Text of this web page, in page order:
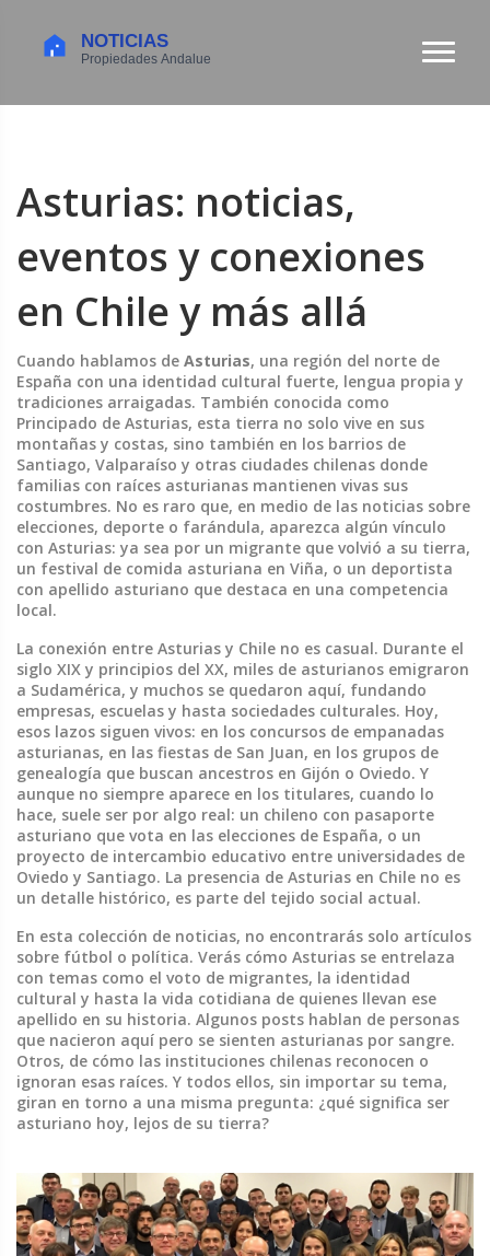
Asturias: noticias,
eventos y conexiones
en Chile y más allá
Cuando hablamos de Asturias, una región del norte de
España con una identidad cultural fuerte, lengua propia y
tradiciones arraigadas. También conocida como
Principado de Asturias, esta tierra no solo vive en sus
montañas y costas, sino también en los barrios de
Santiago, Valparaíso y otras ciudades chilenas donde
familias con raíces asturianas mantienen vivas sus
costumbres. No es raro que, en medio de las noticias sobre
elecciones, deporte o farándula, aparezca algún vínculo
con Asturias: ya sea por un migrante que volvió a su tierra,
un festival de comida asturiana en Viña, o un deportista
con apellido asturiano que destaca en una competencia
local.
La conexión entre Asturias y Chile no es casual. Durante el
siglo XIX y principios del XX, miles de asturianos emigraron
a Sudamérica, y muchos se quedaron aquí, fundando
empresas, escuelas y hasta sociedades culturales. Hoy,
esos lazos siguen vivos: en los concursos de empanadas
asturianas, en las fiestas de San Juan, en los grupos de
genealogía que buscan ancestros en Gijón o Oviedo. Y
aunque no siempre aparece en los titulares, cuando lo
hace, suele ser por algo real: un chileno con pasaporte
asturiano que vota en las elecciones de España, o un
proyecto de intercambio educativo entre universidades de
Oviedo y Santiago. La presencia de Asturias en Chile no es
un detalle histórico, es parte del tejido social actual.
En esta colección de noticias, no encontrarás solo artículos
sobre fútbol o política. Verás cómo Asturias se entrelaza
con temas como el voto de migrantes, la identidad
cultural y hasta la vida cotidiana de quienes llevan ese
apellido en su historia. Algunos posts hablan de personas
que nacieron aquí pero se sienten asturianas por sangre.
Otros, de cómo las instituciones chilenas reconocen o
ignoran esas raíces. Y todos ellos, sin importar su tema,
giran en torno a una misma pregunta: ¿qué significa ser
asturiano hoy, lejos de su tierra?